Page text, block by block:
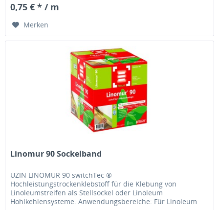
0,75 € * / m
Merken
Linomur 90 Sockelband
UZIN LINOMUR 90 switchTec ®
Hochleistungstrockenklebstoff für die Klebung von
Linoleumstreifen als Stellsockel oder Linoleum
Hohlkehlensysteme. Anwendungsbereiche: Für Linoleum